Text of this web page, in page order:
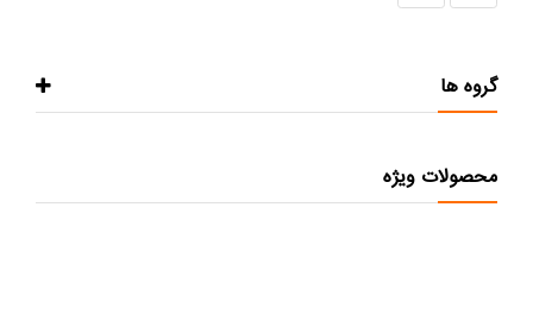
گروه ها
محصولات ویژه